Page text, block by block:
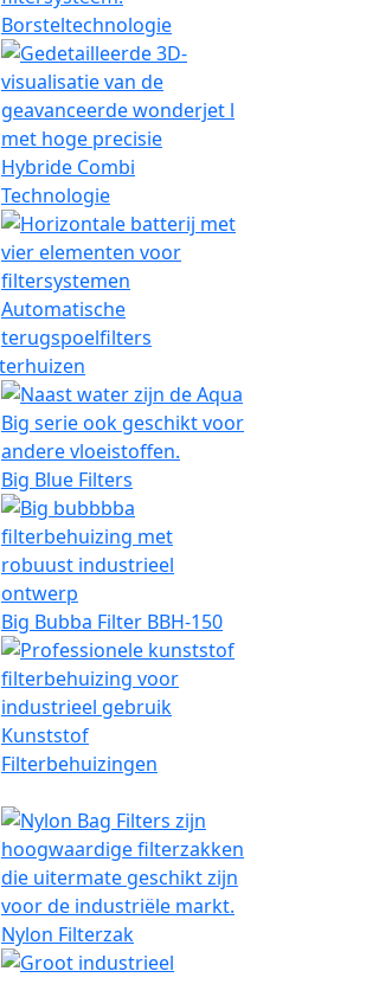
Borsteltechnologie
Hybride Combi
Technologie
Automatische
terugspoelfilters
Big Blue Filters
Big Bubba Filter BBH-150
Kunststof
Filterbehuizingen
Nylon Filterzak